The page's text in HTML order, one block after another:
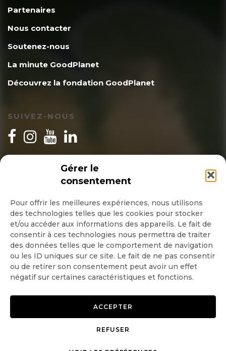
Gérer le
consentement
Pour offrir les meilleures expériences, nous utilisons
des technologies telles que les cookies pour stocker
et/ou accéder aux informations des appareils. Le fait de
consentir à ces technologies nous permettra de traiter
des données telles que le comportement de navigation
ou les ID uniques sur ce site. Le fait de ne pas consentir
ou de retirer son consentement peut avoir un effet
négatif sur certaines caractéristiques et fonctions.
ACCEPTER
REFUSER
Partenaires
Nous contacter
Soutenez-nous
La minute GoodPlanet
Découvrez la fondation GoodPlanet
SUIVEZ-NOUS
INSCRIPTION NEWSLETTER
Quotidienne
Hebdo
OK